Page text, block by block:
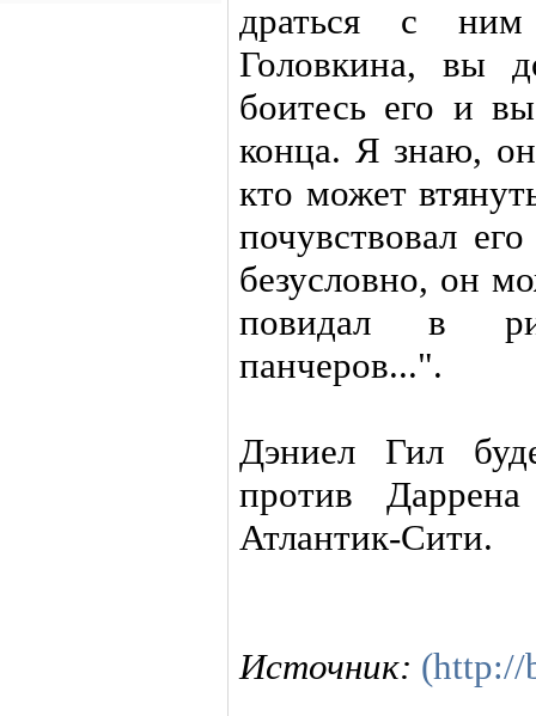
драться с
Головкина, вы
боитесь его и
конца. Я знаю,
кто может
почувствовал
безусловно, он
повидал в
панчеров...".
Дэниел Гил
против
Атлантик-Сити.
Источник: (http://